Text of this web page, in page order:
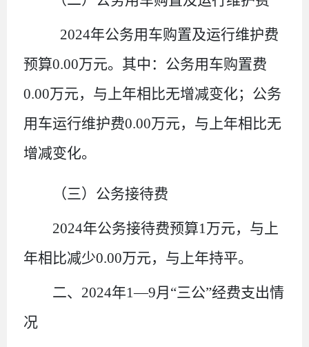
2024年公务用车购置及运行维护费
预算0.00万元。其中：公务用车购置费
0.00万元， 与上年相比无增减变化；公务
用车运行维护费0.00万元， 与上年相比无
增减变化。
（三）公务接待费
2024年公务接待费预算1 万元， 与 上
年相比减少0.00万元， 与上年持平。
二、 2024年1—9月“三公”经费支出情
况